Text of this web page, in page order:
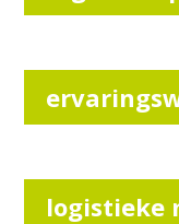
logistieke